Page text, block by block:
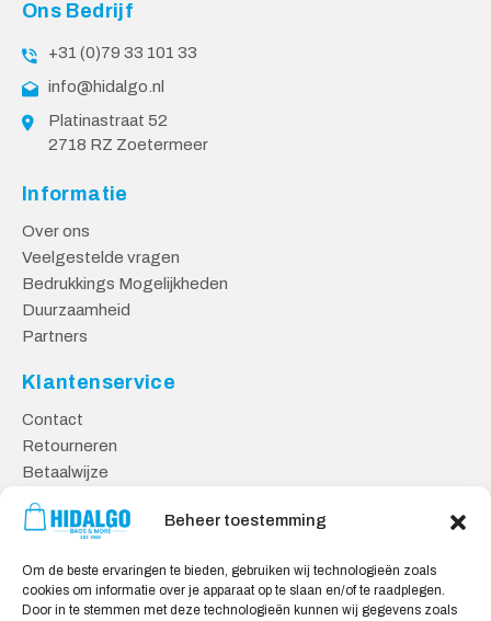
Beheer toestemming
Om de beste ervaringen te bieden, gebruiken wij technologieën zoals
cookies om informatie over je apparaat op te slaan en/of te raadplegen.
Door in te stemmen met deze technologieën kunnen wij gegevens zoals
Ons Bedrijf
+31 (0)79 33 101 33
info@hidalgo.nl
Platinastraat 52
2718 RZ Zoetermeer
Informatie
Over ons
Veelgestelde vragen
Bedrukkings Mogelijkheden
Duurzaamheid
Partners
Klantenservice
Contact
Retourneren
Betaalwijze
Veilig Shoppen
Algemene Voorwaarden
Privacy Verklaring